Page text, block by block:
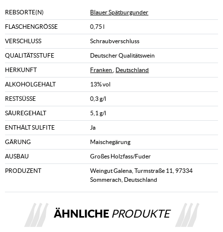
REBSORTE(N) Blauer Spätburgunder
FLASCHENGRÖSSE 0,75 l
VERSCHLUSS Schraubverschluss
QUALITÄTSSTUFE Deutscher Qualitätswein
HERKUNFT Franken Deutschland
ALKOHOLGEHALT 13% vol
RESTSÜSSE 0,3 g/l
SÄUREGEHALT 5,1 g/l
ENTHÄLT SULFITE Ja
GÄRUNG Maischegärung
AUSBAU Großes Holzfass/Fuder
PRODUZENT
Weingut Galena, Turmstraße 11, 97334
Sommerach, Deutschland
ÄHNLICHE PRODUKTE